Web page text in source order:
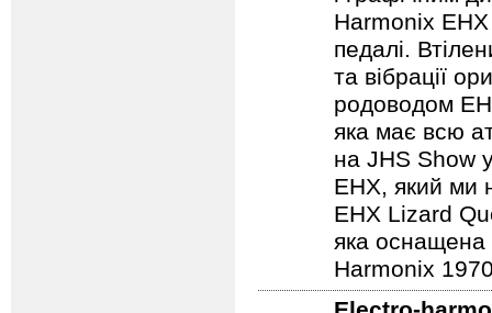
і графічним
Harmonix
педалі.
та вібрації
родоводом
яка має всю
на JHS Show
EHX, який ми
EHX Lizard
яка оснащена
Harmonix